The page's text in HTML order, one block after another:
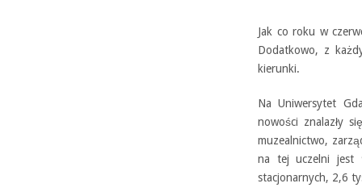
Jak co roku w
Dodatkowo, z
kierunki.
Na Uniwersytet
nowości znalazły
muzealnictwo,
na tej uczelni jest
stacjonarnych, 2,6